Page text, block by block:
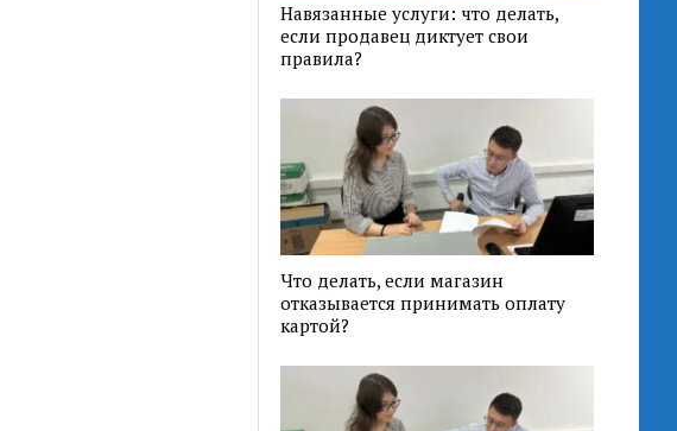
Навязанные услуги: что делать,
если продавец диктует свои
правила?
Что делать, если магазин
отказывается принимать оплату
картой?